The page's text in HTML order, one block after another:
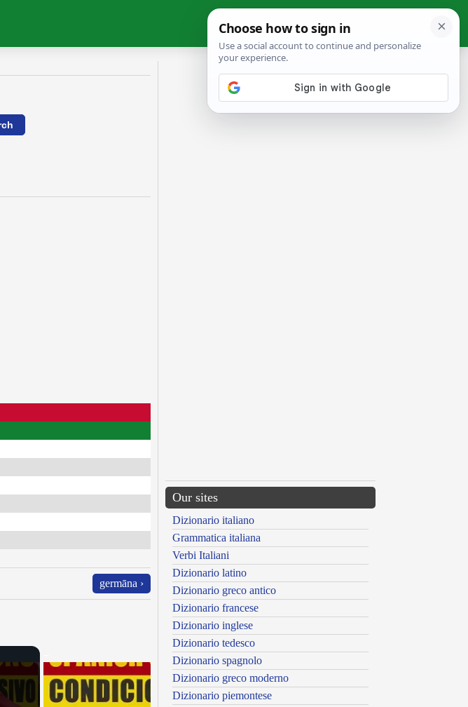
germāna ›
Our sites
Dizionario italiano
Grammatica italiana
Verbi Italiani
Dizionario latino
Dizionario greco antico
Dizionario francese
Dizionario inglese
Dizionario tedesco
Dizionario spagnolo
Dizionario greco moderno
Dizionario piemontese